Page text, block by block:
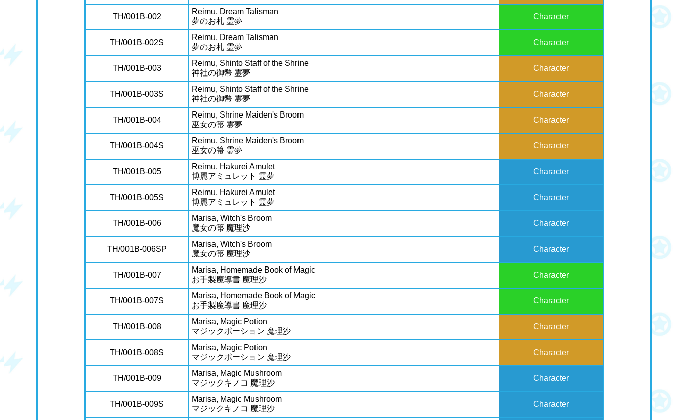
TH/001B-002
Reimu, Dream Talisman
夢のお札 霊夢
Character
TH/001B-002S
Reimu, Dream Talisman
夢のお札 霊夢
Character
TH/001B-003
Reimu, Shinto Staff of the Shrine
神社の御幣 霊夢
Character
TH/001B-003S
Reimu, Shinto Staff of the Shrine
神社の御幣 霊夢
Character
TH/001B-004
Reimu, Shrine Maiden's Broom
巫女の箒 霊夢
Character
TH/001B-004S
Reimu, Shrine Maiden's Broom
巫女の箒 霊夢
Character
TH/001B-005
Reimu, Hakurei Amulet
博麗アミュレット 霊夢
Character
TH/001B-005S
Reimu, Hakurei Amulet
博麗アミュレット 霊夢
Character
TH/001B-006
Marisa, Witch's Broom
魔女の箒 魔理沙
Character
TH/001B-006SP
Marisa, Witch's Broom
魔女の箒 魔理沙
Character
TH/001B-007
Marisa, Homemade Book of Magic
お手製魔導書 魔理沙
Character
TH/001B-007S
Marisa, Homemade Book of Magic
お手製魔導書 魔理沙
Character
TH/001B-008
Marisa, Magic Potion
マジックポーション 魔理沙
Character
TH/001B-008S
Marisa, Magic Potion
マジックポーション 魔理沙
Character
TH/001B-009
Marisa, Magic Mushroom
マジックキノコ 魔理沙
Character
TH/001B-009S
Marisa, Magic Mushroom
マジックキノコ 魔理沙
Character